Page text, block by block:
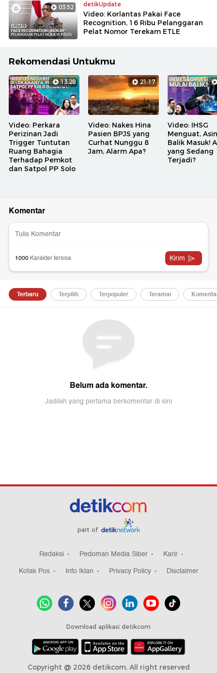
03:52 detikUpdate
Video: Korlantas Pakai Face
Recognition, 16 Ribu Pelanggaran
Pelat Nomor Terekam ETLE
Rekomendasi Untukmu
13:28
Video: Perkara
Perizinan Jadi
Trigger Tuntutan
Ruang Bahagia
Terhadap Pemkot
dan Satpol PP Solo
21:17
Video: Nakes Hina
Pasien BPJS yang
Curhat Nunggu 8
Jam, Alarm Apa?
Video: IHSG
Menguat,
Balik Masuk!
yang Sedang
Terjadi?
part of
Redaksi Pedoman Media Siber
Karir
Kotak Pos
Info Iklan Privacy Policy Disclaimer
Download aplikasi detikcom
Copyright @ 2026 detikcom, All right reserved